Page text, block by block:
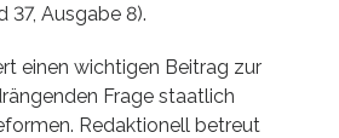
37, Ausgabe 8).
einen wichtigen Beitrag zur
Frage staatlich
Redaktionell betreut